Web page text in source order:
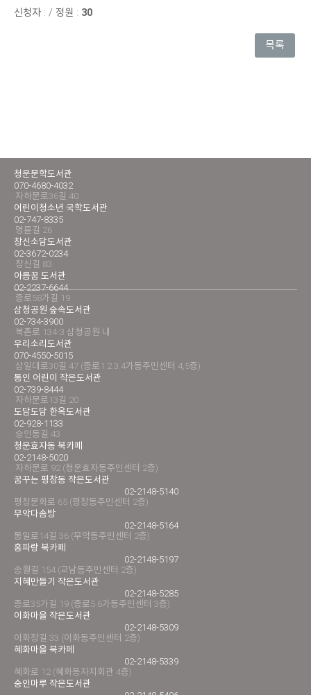
신청자 : / 정원 : 30
목록
청운문학도서관
070-4680-4032
자하문로36길 40
어린이청소년 국학도서관
02-747-8335
명륜길 26
창신소담도서관
02-3672-0234
창신길 83
아름꿈 도서관
02-2237-6644
종로58가길 19
삼청공원 숲속도서관
02-734-3900
북촌로 134-3 삼청공원 내
우리소리도서관
070-4550-5015
삼일대로30길 47 (종로1.2.3.4가동주민센터 4,5층)
통인 어린이 작은도서관
02-739-8444
자하문로13길 20
도담도담 한옥도서관
02-928-1133
숭인동길 43
청운효자동 북카페
02-2148-5020
자하문로 92 (청운효자동주민센터 2층)
꿈꾸는 평창동 작은도서관
02-2148-5140
평창문화로 65 (평창동주민센터 2층)
무악다솜방
02-2148-5164
통일로14길 36 (무악동주민센터 2층)
홍파랑 북카페
02-2148-5197
송월길 154 (교남동주민센터 2층)
지혜만들기 작은도서관
02-2148-5285
종로35가길 19 (종로5.6가동주민센터 3층)
이화마을 작은도서관
02-2148-5309
이화장길 33 (이화동주민센터 2층)
혜화마을 북카페
02-2148-5339
혜화로 12 (혜화동자치회관 4층)
숭인마루 작은도서관